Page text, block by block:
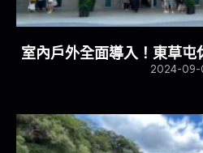
室內戶外全面導入！東草屯
2024-09-